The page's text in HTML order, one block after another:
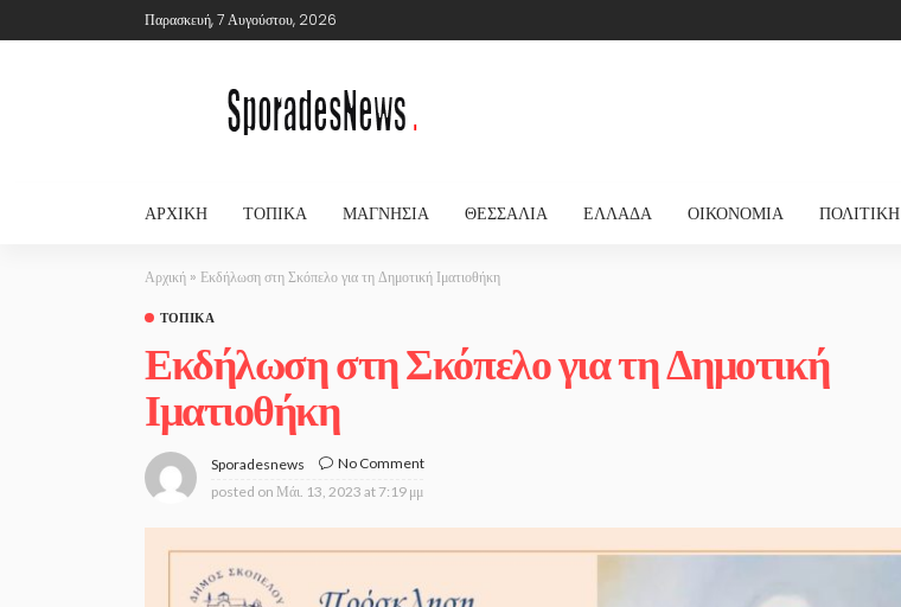
Παρασκευή, 7 Αυγούστου, 2026
ΑΡΧΙΚΉ ΤΟΠΙΚΆ ΜΑΓΝΗΣΊΑ ΘΕΣΣΑΛΊΑ ΕΛΛΆΔΑ ΟΙΚΟΝΟΜΊΑ ΠΟΛΙΤΙΚΉ
Αρχική » Εκδήλωση στη Σκόπελο για τη Δημοτική Ιματιοθήκη
ΤΟΠΙΚΆ
Εκδήλωση στη Σκόπελο για τη Δημοτική
Ιματιοθήκη
Sporadesnews
No Comment
posted on Μάι. 13, 2023 at 7:19 μμ